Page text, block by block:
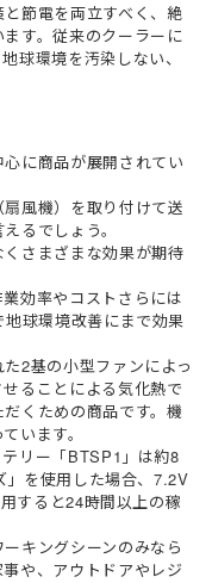
節電を両立すべく、絶
す。従来のクーラーに
球環境を汚染しない、
に商品が展開されてい
風機）を取り付けて送
るでしょう。
さまざまな効果が期待
効率やコストさらには
球環境改善にまで効果
2基の小型ファンによっ
ることによる気化熱で
くための商品です。機
います。
リー「BTSP1」は約8
」を使用した場合、7.2V
すると24時間以上の稼
キングシーンのみなら
や、アウトドアやレジ